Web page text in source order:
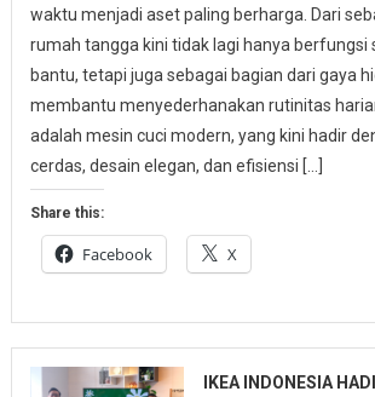
waktu menjadi aset paling berharga. Dari
rumah tangga kini tidak lagi hanya berfungsi
bantu, tetapi juga sebagai bagian dari gaya
membantu menyederhanakan rutinitas
adalah mesin cuci modern, yang kini hadir
cerdas, desain elegan, dan efisiensi […]
Share this:
Facebook X
IKEA INDONESIA